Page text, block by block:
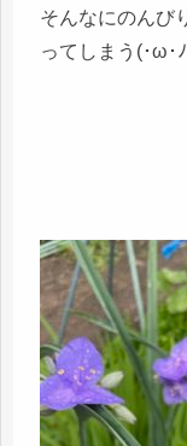
そんなにのんび
ってしまう(･ω･ﾉ